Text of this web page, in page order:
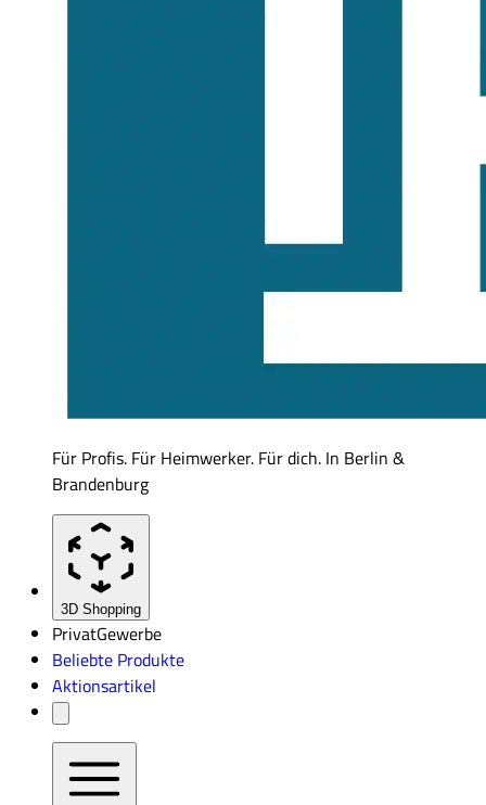
Für Profis. Für Heimwerker. Für dich. In Berlin &
Brandenburg
3D Shopping
PrivatGewerbe
Beliebte Produkte
Aktionsartikel